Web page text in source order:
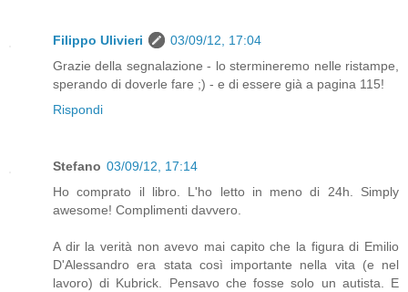
Filippo Ulivieri
03/09/12, 17:04
Grazie della segnalazione - lo stermineremo nelle ristampe,
sperando di doverle fare ;) - e di essere già a pagina 115!
Rispondi
Stefano 03/09/12, 17:14
Ho comprato il libro. L'ho letto in meno di 24h. Simply
awesome! Complimenti davvero.
A dir la verità non avevo mai capito che la figura di Emilio
D'Alessandro era stata così importante nella vita (e nel
lavoro) di Kubrick. Pensavo che fosse solo un autista. E